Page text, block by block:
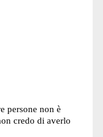
persone non è
credo di averlo